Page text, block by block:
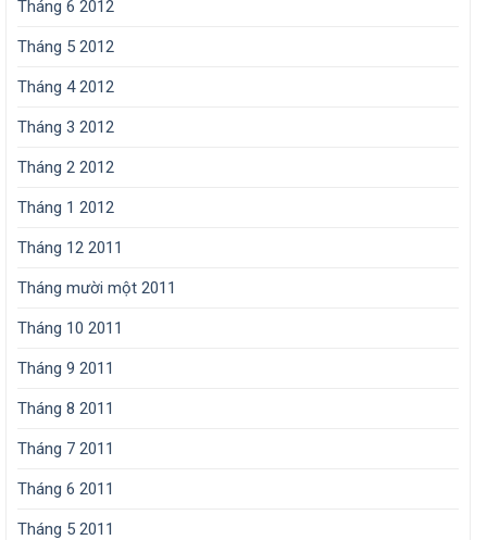
Tháng 6 2012
Tháng 5 2012
Tháng 4 2012
Tháng 3 2012
Tháng 2 2012
Tháng 1 2012
Tháng 12 2011
Tháng mười một 2011
Tháng 10 2011
Tháng 9 2011
Tháng 8 2011
Tháng 7 2011
Tháng 6 2011
Tháng 5 2011